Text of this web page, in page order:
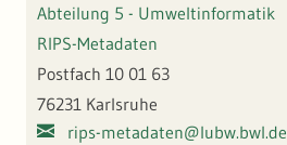
Abteilung 5 - Umweltinformatik
RIPS-Metadaten
Postfach 10 01 63
76231 Karlsruhe
rips-metadaten@lubw.bwl.de